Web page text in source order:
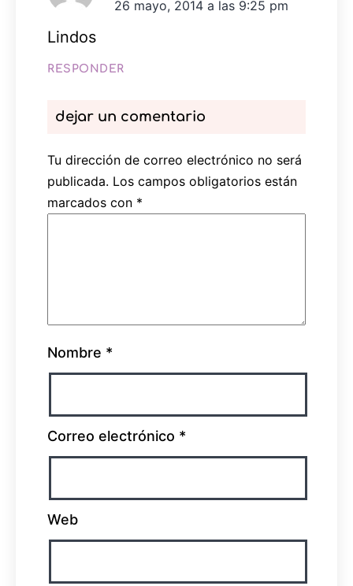
26 mayo, 2014 a las 9:25 pm
Lindos
RESPONDER
dejar un comentario
Tu dirección de correo electrónico no será
publicada. Los campos obligatorios están
marcados con *
Nombre *
Correo electrónico *
Web